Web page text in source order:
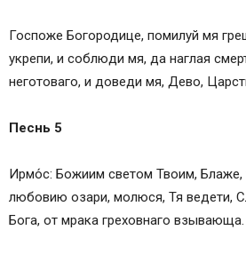
Госпоже Богородице, помилуй мя
укрепи, и соблюди мя, да наглая
неготоваго, и доведи мя, Дево,
Песнь 5
Ирмо́с: Божиим светом Твоим,
любовию озари, молюся, Тя ведети,
Бога, от мрака греховнаго взывающа.